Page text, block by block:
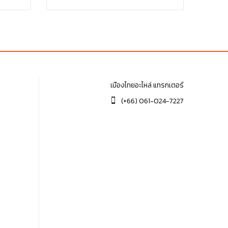
เมืองไทยอะไหล่ แทรกเตอร์
(+66) 061-024-7227